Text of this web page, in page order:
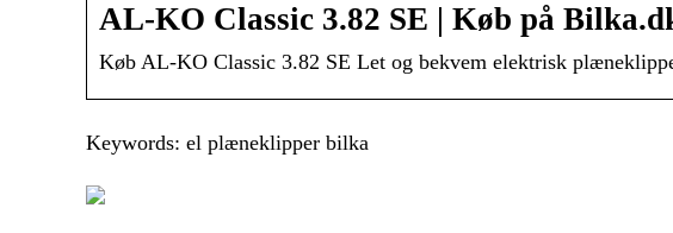
AL-KO Classic 3.82 SE | Køb på
Køb AL-KO Classic 3.82 SE Let og bekvem elektrisk
Keywords: el plæneklipper bilka